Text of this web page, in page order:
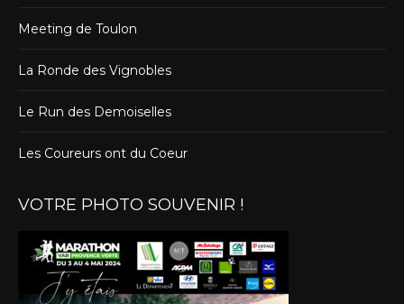
Meeting de Toulon
La Ronde des Vignobles
Le Run des Demoiselles
Les Coureurs ont du Coeur
VOTRE PHOTO SOUVENIR !